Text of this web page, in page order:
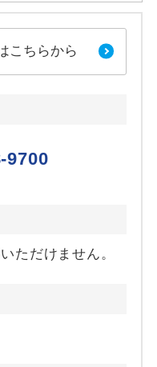
こちらから
9700
ただけません。